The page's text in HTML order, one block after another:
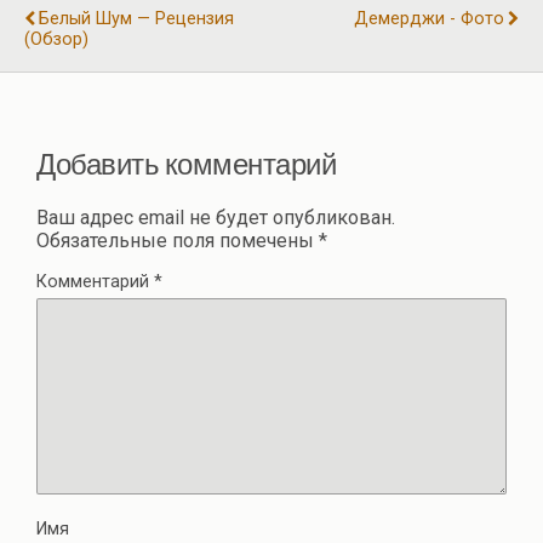
o
k
m p
а
в
Белый Шум — Рецензия
(обзор)
Демерджи - Фото
Добавить комментарий
Ваш адрес email не будет опубликован.
Обязательные поля помечены *
Комментарий *
Имя